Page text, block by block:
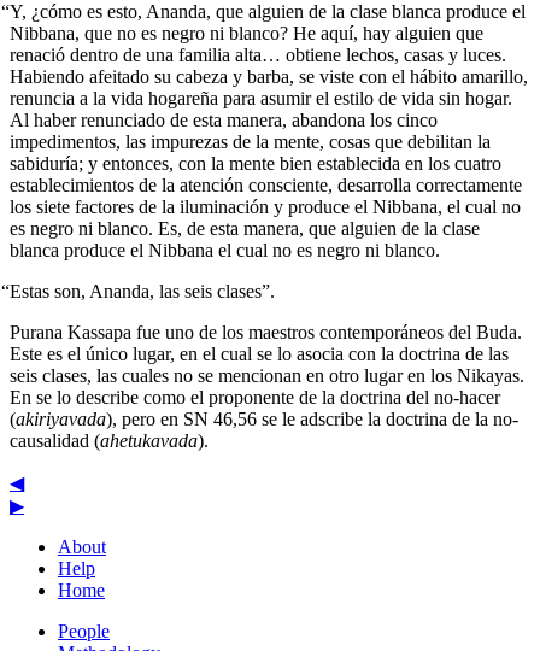
“Y, ¿cómo es esto, Ananda, que alguien de la clase blanca produce el
Nibbana, que no es negro ni blanco? He aquí, hay alguien que
renació dentro de una familia alta… obtiene lechos, casas y luces.
Habiendo afeitado su cabeza y barba, se viste con el hábito amarillo,
renuncia a la vida hogareña para asumir el estilo de vida sin hogar.
Al haber renunciado de esta manera, abandona los cinco
impedimentos, las impurezas de la mente, cosas que debilitan la
sabiduría; y entonces, con la mente bien establecida en los cuatro
establecimientos de la atención consciente, desarrolla correctamente
los siete factores de la iluminación y produce el Nibbana, el cual no
es negro ni blanco. Es, de esta manera, que alguien de la clase
blanca produce el Nibbana el cual no es negro ni blanco.
“Estas son, Ananda, las seis clases”.
Purana Kassapa fue uno de los maestros contemporáneos del Buda.
Este es el único lugar, en el cual se lo asocia con la doctrina de las
seis clases, las cuales no se mencionan en otro lugar en los Nikayas.
En se lo describe como el proponente de la doctrina del no-hacer
(akiriyavada), pero en SN 46,56 se le adscribe la doctrina de la no-
causalidad (ahetukavada).
◀
▶
About
Help
Home
People